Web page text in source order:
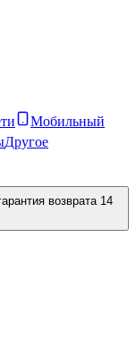
Мобильный
Другое
возврата 14